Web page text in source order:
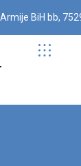
Armije BiH bb,